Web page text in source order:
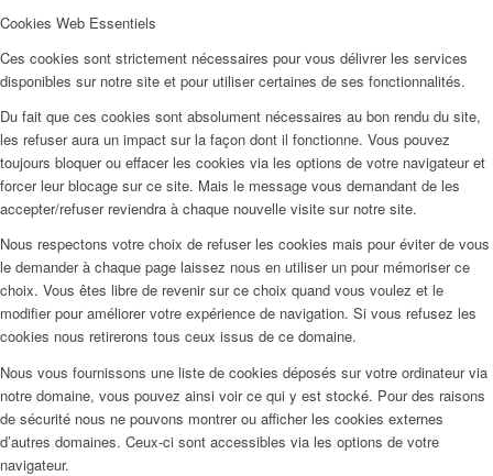
Cookies Web Essentiels
Ces cookies sont strictement nécessaires pour vous délivrer les services
disponibles sur notre site et pour utiliser certaines de ses fonctionnalités.
Du fait que ces cookies sont absolument nécessaires au bon rendu du site,
les refuser aura un impact sur la façon dont il fonctionne. Vous pouvez
toujours bloquer ou effacer les cookies via les options de votre navigateur et
forcer leur blocage sur ce site. Mais le message vous demandant de les
accepter/refuser reviendra à chaque nouvelle visite sur notre site.
Nous respectons votre choix de refuser les cookies mais pour éviter de vous
le demander à chaque page laissez nous en utiliser un pour mémoriser ce
choix. Vous êtes libre de revenir sur ce choix quand vous voulez et le
modifier pour améliorer votre expérience de navigation. Si vous refusez les
cookies nous retirerons tous ceux issus de ce domaine.
Nous vous fournissons une liste de cookies déposés sur votre ordinateur via
notre domaine, vous pouvez ainsi voir ce qui y est stocké. Pour des raisons
de sécurité nous ne pouvons montrer ou afficher les cookies externes
d’autres domaines. Ceux-ci sont accessibles via les options de votre
navigateur.